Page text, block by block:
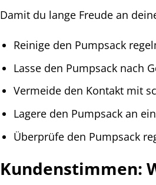
Damit du lange Freude an
Reinige den Pumpsack
Lasse den Pumpsack nach
Vermeide den Kontakt mit
Lagere den Pumpsack an
Überprüfe den Pumpsack
Kundenstimmen: